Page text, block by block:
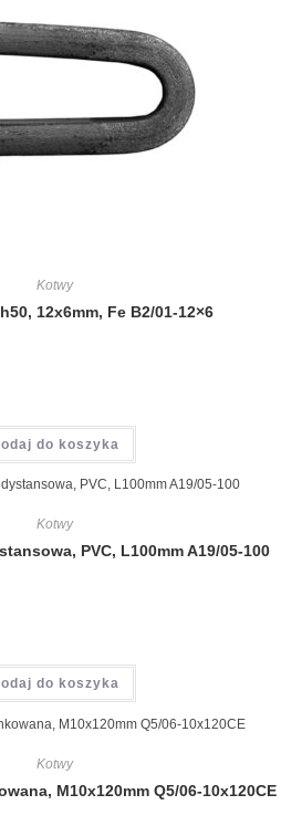
Kotwy
12x6mm, Fe B2/01-12×6
do koszyka
Kotwy
PVC, L100mm A19/05-100
do koszyka
Kotwy
M10x120mm Q5/06-10x120CE